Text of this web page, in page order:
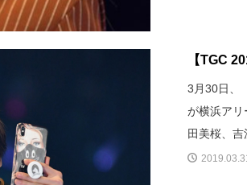
【TGC
3月30日、
が横浜ア
田美桜、吉